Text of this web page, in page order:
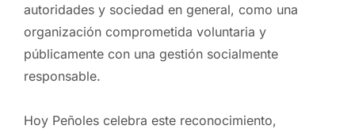
autoridades y sociedad en general, como una
organización comprometida voluntaria y
públicamente con una gestión socialmente
responsable.
Hoy Peñoles celebra este reconocimiento,